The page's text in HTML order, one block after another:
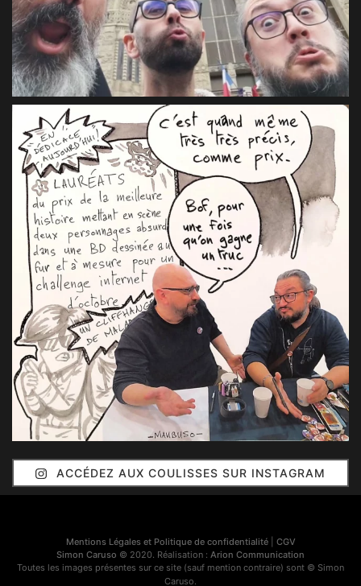
ACCÉDEZ AUX COULISSES SUR INSTAGRAM
Mentions Légales et Politique de confidentialité| CGV
Simon Caruso © 2020. Réalisation : Arion Communication
Toutes les images présentes sur ce site (sauf mention contraire) sont © Simon
Caruso.